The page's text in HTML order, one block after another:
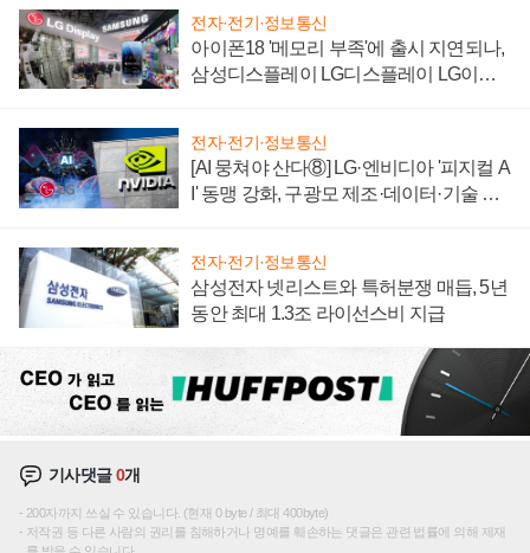
전자·전기·정보통신
아이폰18 '메모리 부족'에 출시 지연되나,
삼성디스플레이 LG디스플레이 LG이노
전자·전기·정보통신
[AI 뭉쳐야 산다⑧] LG·엔비디아 '피지컬 A
I' 동맹 강화, 구광모 제조·데이터·기술 결
전자·전기·정보통신
삼성전자 넷리스트와 특허분쟁 매듭, 5년
동안 최대 1.3조 라이선스비 지급
기사댓글0개
200자까지 쓰실 수 있습니다. (현재 0 byte / 최대 400byte)
저작권 등 다른 사람의 권리를 침해하거나 명예를 훼손하는 댓글은 관련 법률에 의해 제재